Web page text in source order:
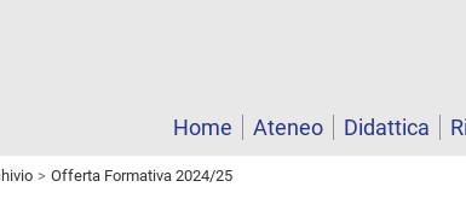
Home
Ateneo Didattica
Offerta Formativa 2024/25